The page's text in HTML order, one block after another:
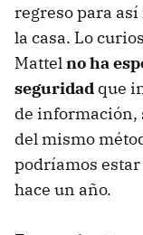
regreso para
la casa. Lo
Mattelno ha
seguridad que
de información,
del mismo
podríamos
hace un año.